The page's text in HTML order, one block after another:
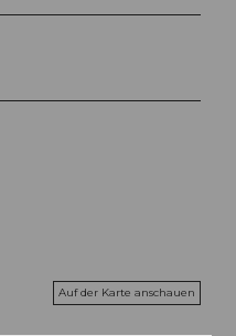
Auf der Karte anschauen